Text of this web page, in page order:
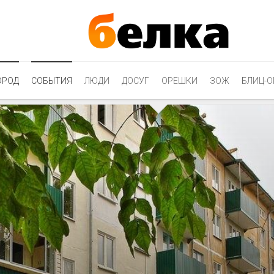
СОБЫТИЯ ЛЮДИ ДОСУГ ОРЕШКИ ЗОЖ БЛИЦ-